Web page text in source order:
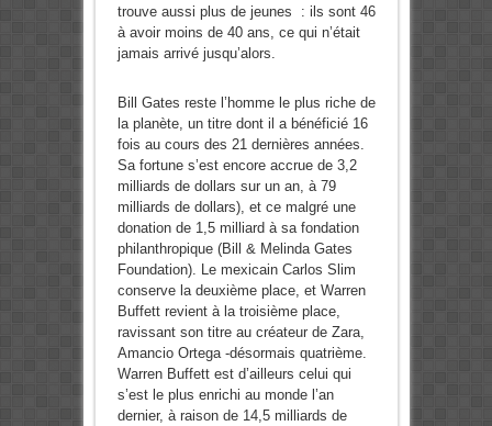
trouve aussi plus de jeunes : ils sont 46
à avoir moins de 40 ans, ce qui n’était
jamais arrivé jusqu’alors.
Bill Gates reste l’homme le plus riche de
la planète, un titre dont il a bénéficié 16
fois au cours des 21 dernières années.
Sa fortune s’est encore accrue de 3,2
milliards de dollars sur un an, à 79
milliards de dollars), et ce malgré une
donation de 1,5 milliard à sa fondation
philanthropique (Bill & Melinda Gates
Foundation). Le mexicain Carlos Slim
conserve la deuxième place, et Warren
Buffett revient à la troisième place,
ravissant son titre au créateur de Zara,
Amancio Ortega -désormais quatrième.
Warren Buffett est d’ailleurs celui qui
s’est le plus enrichi au monde l’an
dernier, à raison de 14,5 milliards de